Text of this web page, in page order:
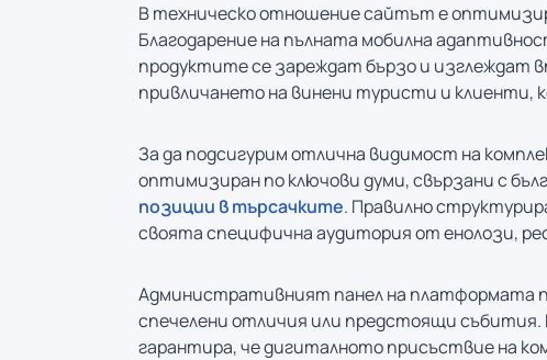
В техническо отношение сайтът е
Благодарение на пълната мобилна
продуктите се зареждат бързо и изглеждат
привличането на винени туристи и
За да подсигурим отлична видимост на
оптимизиран по ключови думи, свързани с
позиции в търсачките. Правилно
своята специфична аудитория от енолози,
Административният панел на платформата
спечелени отличия или предстоящи събития.
гарантира, че дигиталното присъствие на